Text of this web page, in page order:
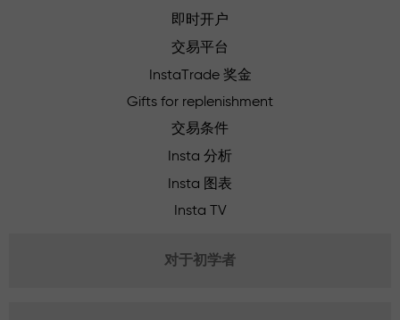
即时开户
交易平台
InstaTrade 奖金
Gifts for replenishment
交易条件
Insta 分析
Insta 图表
Insta TV
对于初学者